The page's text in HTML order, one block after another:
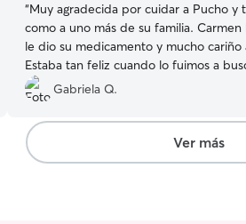
“Muy agradecida por cuidar a Pucho y
como a uno más de su familia. Carmen
le dio su medicamento y mucho cariño
Estaba tan feliz cuando lo fuimos a
duda el lugar perfecto para dejar los
cuando tengas necesidad por viaje o
circunstancia. Abrazos y gracias”
Gabriela Q.
Ver más